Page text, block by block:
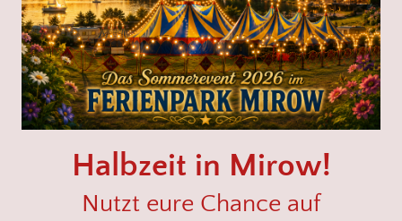
Halbzeit in Mirow!
Nutzt eure Chance auf